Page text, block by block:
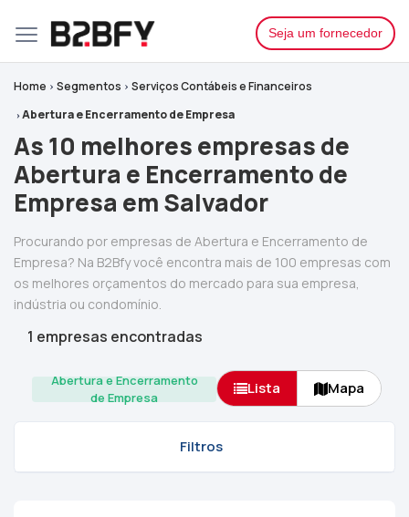
Seja um fornecedor
Home Segmentos
Serviços Contábeis e Financeiros
Abertura e Encerramento de Empresa
As 10 melhores empresas de
Abertura e Encerramento de
Empresa em Salvador
Procurando por empresas de Abertura e Encerramento de
Empresa? Na B2Bfy você encontra mais de 100 empresas com
os melhores orçamentos do mercado para sua empresa,
indústria ou condomínio.
1 empresas encontradas
Abertura e Encerramento
de Empresa
Lista Mapa
Filtros